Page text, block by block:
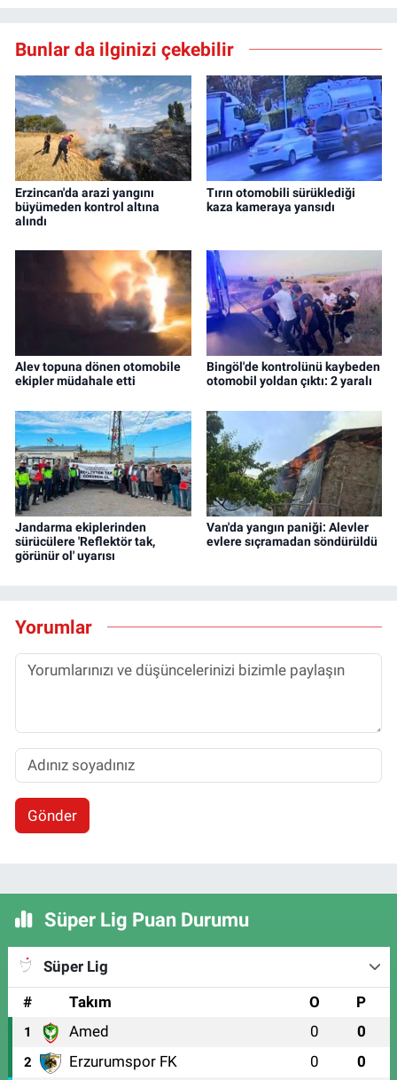
Bunlar da ilginizi çekebilir
Erzincan'da arazi yangını
büyümeden kontrol altına
alındı
Tırın otomobili sürüklediği
kaza kameraya yansıdı
Alev topuna dönen otomobile
ekipler müdahale etti
Bingöl'de kontrolünü kaybeden
otomobil yoldan çıktı: 2 yaralı
Jandarma ekiplerinden
sürücülere 'Reflektör tak,
görünür ol' uyarısı
Van'da yangın paniği: Alevler
evlere sıçramadan söndürüldü
Yorumlar
Gönder
Süper Lig Puan Durumu
Süper Lig
#
Takım O P
1 Amed 0 0
2 Erzurumspor FK 0 0